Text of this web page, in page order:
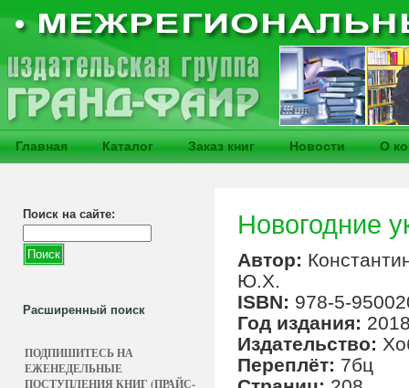
Главная Каталог Заказ книг Новости О
Поиск на сайте:
Расширенный поиск
ПОДПИШИТЕСЬ НА
ЕЖЕНЕДЕЛЬНЫЕ
ПОСТУПЛЕНИЯ КНИГ (ПРАЙС-
Новогодние
Автор:
Ю.Х.
ISBN: 978-5-
Год издания:
Издательство:
Переплёт: 7бц